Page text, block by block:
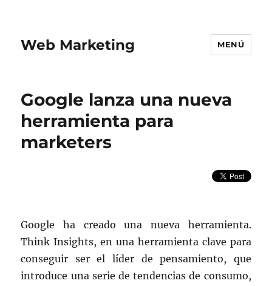
Web Marketing MENÚ
Google lanza una nueva
herramienta para
marketers
Google ha creado una nueva herramienta.
Think Insights, en una herramienta clave para
conseguir ser el líder de pensamiento, que
introduce una serie de tendencias de consumo,